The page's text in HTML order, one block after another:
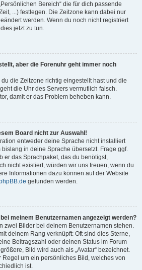
Bereich“ die für dich passende
...) festlegen. Die Zeitzone kann dabei nur
werden. Wenn du noch nicht registriert
jetzt zu tun.
aber die Forenuhr geht immer noch
die Zeitzone richtig eingestellt hast und die
die Uhr des Servers vermutlich falsch.
damit er das Problem beheben kann.
Board nicht zur Auswahl!
entweder deine Sprache nicht installiert
in deine Sprache übersetzt. Frage ggf.
er das Sprachpaket, das du benötigst,
nicht existiert, würden wir uns freuen, wenn du
Informationen dazu können auf der Website
gefunden werden.
meinem Benutzernamen angezeigt werden?
zwei Bilder bei deinem Benutzernamen stehen.
deinem Rang verknüpft: Oft sind dies Sterne,
Beitragszahl oder deinen Status im Forum
Bild wird auch als „Avatar“ bezeichnet.
Regel um ein persönliches Bild, welches von
ist.